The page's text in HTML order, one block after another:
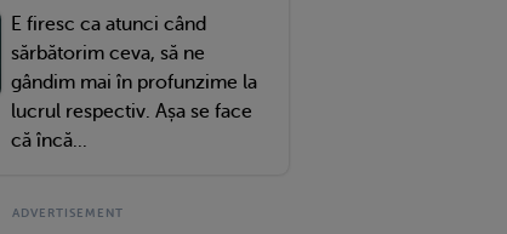
E firesc ca atunci când
sărbătorim ceva, să ne
gândim mai în profunzime la
lucrul respectiv. Așa se face
că încă...